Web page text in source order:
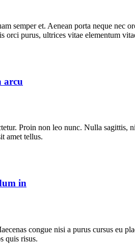
semper et. Aenean porta neque
orci purus, ultrices vitae elementum
arcu
Proin non leo nunc. Nulla
amet tellus.
in
congue nisi a purus cursus eu
quis risus.